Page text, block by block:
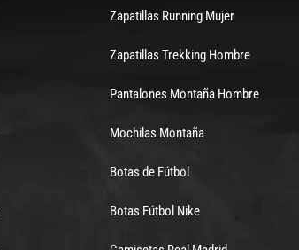
Zapatillas Running Mujer
Zapatillas Trekking Hombre
Pantalones Montaña Hombre
Mochilas Montaña
Botas de Fútbol
Botas Fútbol Nike